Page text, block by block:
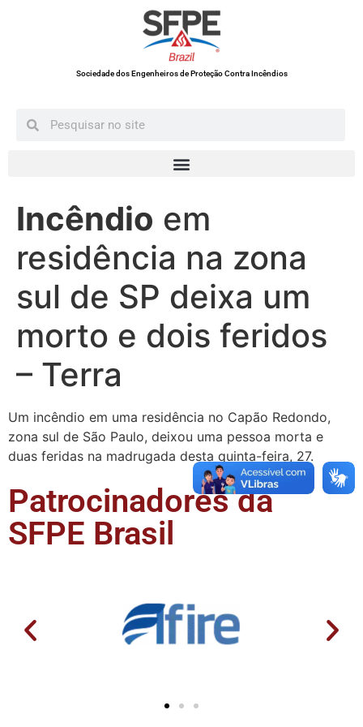
Sociedade dos Engenheiros de Proteção Contra Incêndios
Incêndio em
residência na zona
sul de SP deixa um
morto e dois feridos
– Terra
Um incêndio em uma residência no Capão Redondo,
zona sul de São Paulo, deixou uma pessoa morta e
duas feridas na madrugada desta quinta-feira, 27.
Patrocinadores da
SFPE Brasil